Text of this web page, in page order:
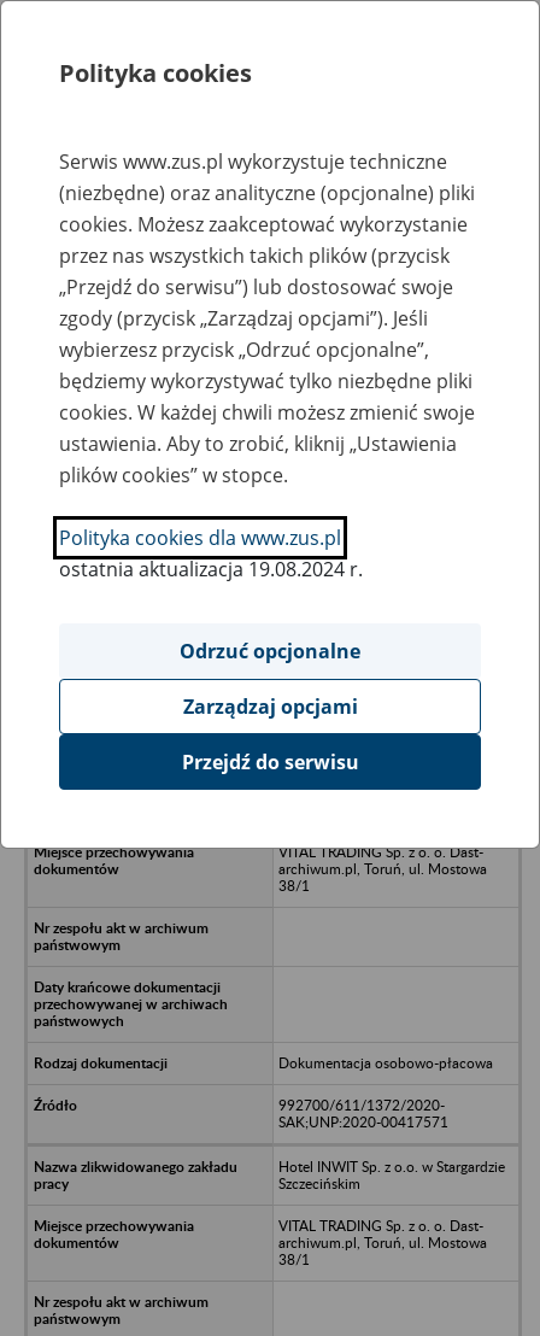
Rejestry, ewidencje i archiwa
Baza zlikwidowanych lub
przekształconych zakładów pracy
Nazwa zakładu pracy:
SZUKAJ
Ukryj wszystkie pozycje bazy
PSTBR Słupsk
VITAL TRADING Sp. z o. o. Dast-
archiwum.pl, Toruń, ul. Mostowa
38/1
Dokumentacja osobowo-płacowa
992700/611/1372/2020-
SAK;UNP:2020-00417571
Hotel INWIT Sp. z o.o. w Stargardzie
Szczecińskim
VITAL TRADING Sp. z o. o. Dast-
archiwum.pl, Toruń, ul. Mostowa
38/1
Polityka cookies
Serwis www.zus.pl wykorzystuje techniczne
(niezbędne) oraz analityczne (opcjonalne) pliki
cookies. Możesz zaakceptować wykorzystanie
przez nas wszystkich takich plików (przycisk
„Przejdź do serwisu”) lub dostosować swoje
zgody (przycisk „Zarządzaj opcjami”). Jeśli
wybierzesz przycisk „Odrzuć opcjonalne”,
będziemy wykorzystywać tylko niezbędne pliki
cookies. W każdej chwili możesz zmienić swoje
ustawienia. Aby to zrobić, kliknij „Ustawienia
plików cookies” w stopce.
Polityka cookies dla www.zus.pl
ostatnia aktualizacja 19.08.2024 r.
Odrzuć opcjonalne
Zarządzaj opcjami
Przejdź do serwisu